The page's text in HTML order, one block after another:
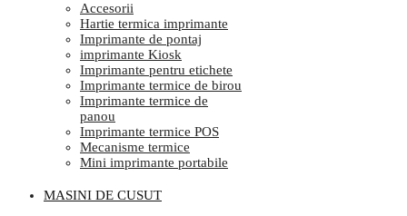
Accesorii
Hartie termica imprimante
Imprimante de pontaj
imprimante Kiosk
Imprimante pentru etichete
Imprimante termice de birou
Imprimante termice de
panou
Imprimante termice POS
Mecanisme termice
Mini imprimante portabile
MASINI DE CUSUT